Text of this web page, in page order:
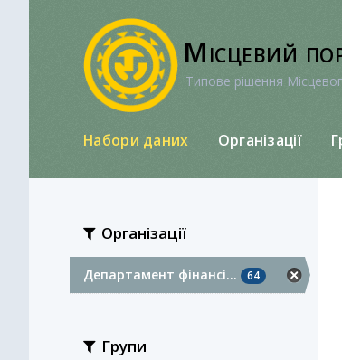
Місцевий
Типове рішення
Набори даних Організації
Організації
Департамент фінансі... 64
Групи